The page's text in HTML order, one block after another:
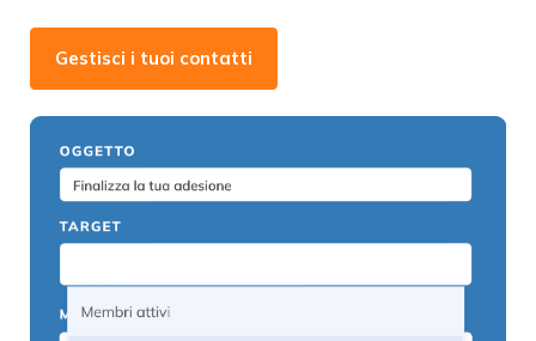
Gestisci i tuoi contatti